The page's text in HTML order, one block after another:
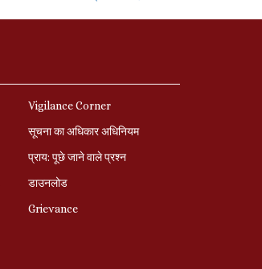
Vigilance Corner
सूचना का अधिकार अधिनियम
प्राय: पूछे जाने वाले प्रश्‍न
डाउनलोड
Grievance